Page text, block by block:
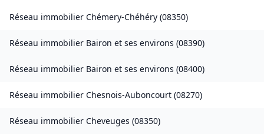
Réseau immobilier Chémery-Chéhéry (08350)
Réseau immobilier Bairon et ses environs (08390)
Réseau immobilier Bairon et ses environs (08400)
Réseau immobilier Chesnois-Auboncourt (08270)
Réseau immobilier Cheveuges (08350)